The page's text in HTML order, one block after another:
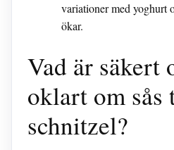
variationer med yoghurt
ökar.
Vad är säkert
oklart om
schnitzel?